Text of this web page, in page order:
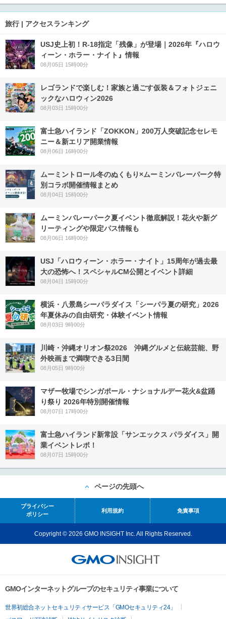
旅行 | アクセスランキング
USJ史上初！R-18指定「残像」が登場｜2026年『ハロウ
ィーン・ホラー・ナイト』情報
08月05日 15時00分
レゴランドで楽しむ！家族と過ごす仮装＆フォトジェニ
ックなハロウィン2026
08月03日 15時00分
富士急ハイランド「ZOKKON」200万人突破記念セレモ
ニー＆新エリア開業情報
08月06日 16時00分
ムーミントロール冬のぬくもり×ムーミンバレーパーク特
別コラボ開催情報まとめ
08月04日 15時00分
ムーミンバレーパーク夏イベント徹底解説！花火や新グ
リーティングや限定パス情報も
08月06日 16時00分
USJ「ハロウィーン・ホラー・ナイト」15周年が過去最
大の恐怖へ！スペシャルCM公開とイベント詳細
08月04日 15時00分
横浜・八景島シーパラダイス「シーパラ夏の研究」2026
年夏休みの自由研究・体験イベント情報
08月03日 9時00分
川崎・沖縄オリオン祭2026 沖縄グルメと伝統芸能、野
外映画まで満喫できる3日間
08月05日 9時00分
マザー牧場でシンガポール・ナショナルデー花火&盆踊
り祭り 2026年特別開催情報
08月07日 17時00分
富士急ハイランド新常設「サンエックス パラダイス」開
業イベントレポ！
08月07日 15時00分
ページの先頭へ
プライバシー
ポリシー
利用規約 免責事項
Copyright © 2026 GMO INSIGHT Inc. All Rights Reserved.
GMOインターネットグループのセキュリティ事業について
世界初総合ネットセキュリティサービス「GMOセキュリティ24」